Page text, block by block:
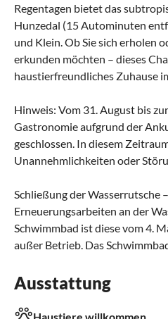
Regentagen bietet das
Hunzedal (15 Autominuten
und Klein. Ob Sie sich erholen
erkunden möchten – dieses
haustierfreundliches Zuhause
Hinweis: Vom 31. August bis
Gastronomie aufgrund der
geschlossen. In diesem
Unannehmlichkeiten oder
Schließung der Wasserrutsche
Erneuerungsarbeiten an der
Schwimmbad ist diese vom 4.
außer Betrieb. Das
Ausstattung
Haustiere willkommen